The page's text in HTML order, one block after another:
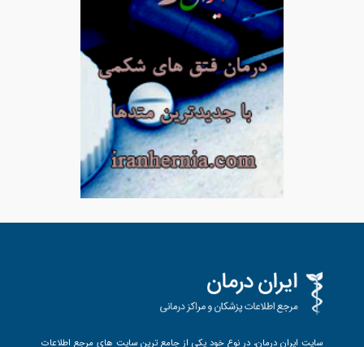
سایت ایران درمان، در نوع خود یکی از جامع ترین سایت های مرجع اطلاعات